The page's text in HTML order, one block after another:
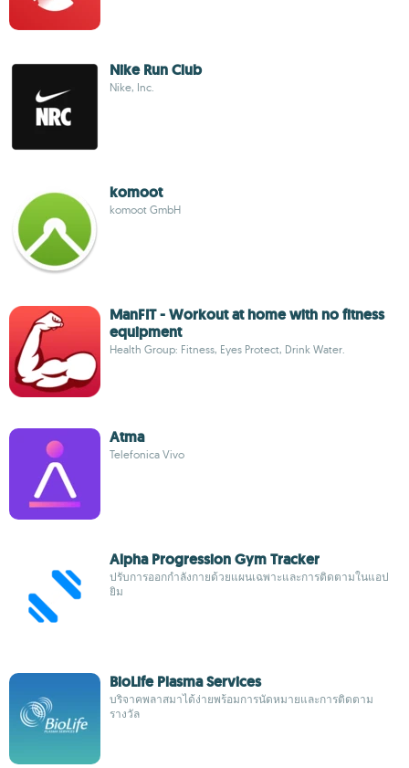
Nike Run Club
Nike, Inc.
komoot
komoot GmbH
ManFIT - Workout at home with no fitness
equipment
Health Group: Fitness, Eyes Protect, Drink Water.
Atma
Telefonica Vivo
Alpha Progression Gym Tracker
ปรับการออกกำลังกายด้วยแผนเฉพาะและการติดตามในแอป
ยิม
BioLife Plasma Services
บริจาคพลาสมาได้ง่ายพร้อมการนัดหมายและการติดตาม
รางวัล